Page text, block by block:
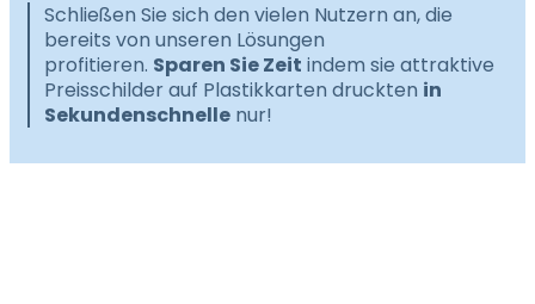
Schließen Sie sich den vielen Nutzern an, die
bereits von unseren Lösungen
profitieren. Sparen Sie Zeit indem sie attraktive
Preisschilder auf Plastikkarten druckten in
Sekundenschnelle nur!